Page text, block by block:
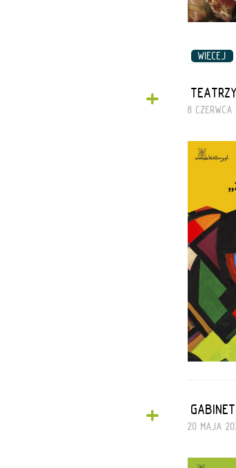
WIĘCEJ
+ 8
+ 20 MAJA